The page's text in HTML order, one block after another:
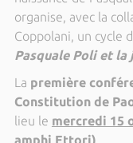
organise, avec la
Coppolani, un cycle
Pasquale Poli et la
La première
Constitution de
lieu le mercredi 15
amphi Ettori).